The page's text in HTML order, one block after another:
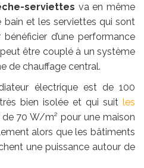
serviettes va en même
et les serviettes qui sont
d’une performance
être couplé à un système
de chauffage central.
électrique est de 100
bien isolée et qui suit les
de 70 W/m² pour une maison
alors que les bâtiments
une puissance autour de